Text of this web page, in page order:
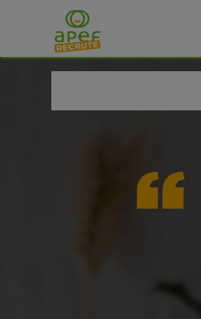
Saut au contenu